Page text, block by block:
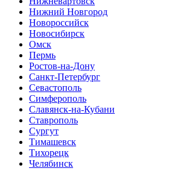
Нижний Новгород
Новороссийск
Новосибирск
Омск
Пермь
Ростов-на-Дону
Санкт-Петербург
Севастополь
Симферополь
Славянск-на-Кубани
Ставрополь
Сургут
Тимашевск
Тихорецк
Челябинск